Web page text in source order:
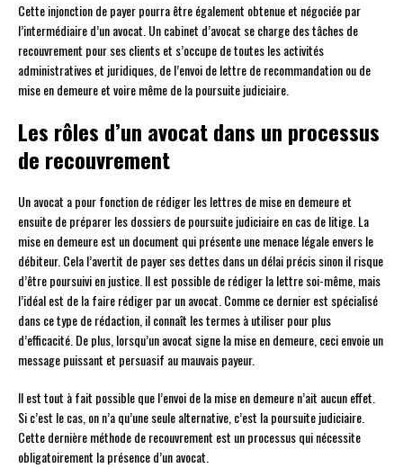
Cette injonction de payer pourra être également obtenue et négociée par
l’intermédiaire d’un avocat. Un cabinet d’avocat se charge des tâches de
recouvrement pour ses clients et s’occupe de toutes les activités
administratives et juridiques, de l’envoi de lettre de recommandation ou de
mise en demeure et voire même de la poursuite judiciaire.
Les rôles d’un avocat dans un processus
de recouvrement
Un avocat a pour fonction de rédiger les lettres de mise en demeure et
ensuite de préparer les dossiers de poursuite judiciaire en cas de litige. La
mise en demeure est un document qui présente une menace légale envers le
débiteur. Cela l’avertit de payer ses dettes dans un délai précis sinon il risque
d’être poursuivi en justice. Il est possible de rédiger la lettre soi-même, mais
l’idéal est de la faire rédiger par un avocat. Comme ce dernier est spécialisé
dans ce type de rédaction, il connaît les termes à utiliser pour plus
d’efficacité. De plus, lorsqu’un avocat signe la mise en demeure, ceci envoie un
message puissant et persuasif au mauvais payeur.
Il est tout à fait possible que l’envoi de la mise en demeure n’ait aucun effet.
Si c’est le cas, on n’a qu’une seule alternative, c’est la poursuite judiciaire.
Cette dernière méthode de recouvrement est un processus qui nécessite
obligatoirement la présence d’un avocat.